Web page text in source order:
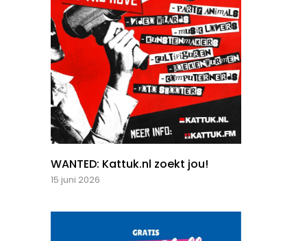
WANTED: Kattuk.nl zoekt jou!
15 juni 2026